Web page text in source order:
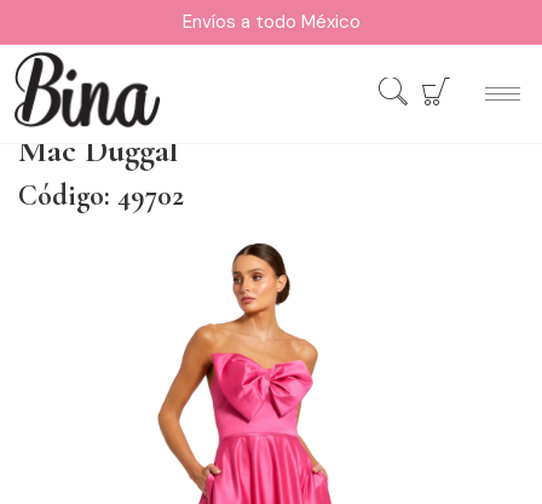
Envíos a todo México
Mac Duggal
Código: 49702